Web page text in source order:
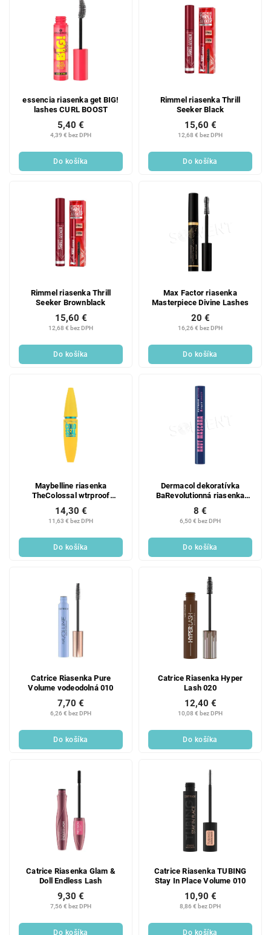
essencia riasenka get BIG!
lashes CURL BOOST
4,39 € bez DPH
5,40 €
Do košíka
Rimmel riasenka Thrill
Seeker Black
12,68 € bez DPH
15,60 €
Do košíka
Rimmel riasenka Thrill
Seeker Brownblack
12,68 € bez DPH
15,60 €
Do košíka
Max Factor riasenka
Masterpiece Divine Lashes
16,26 € bez DPH
20 €
Do košíka
Maybelline riasenka
TheColossal wtrproof
11,63 € bez DPH
14,30 €
Do košíka
Dermacol dekoratívka
BaRevolutionná riasenka
6,50 € bez DPH
8 €
Do košíka
Catrice Riasenka Pure
Volume vodeodolná 010
6,26 € bez DPH
7,70 €
Do košíka
Catrice Riasenka Hyper
Lash 020
10,08 € bez DPH
12,40 €
Do košíka
Catrice Riasenka Glam &
Doll Endless Lash
7,56 € bez DPH
9,30 €
Do košíka
Catrice Riasenka TUBING
Stay In Place Volume 010
8,86 € bez DPH
10,90 €
Do košíka